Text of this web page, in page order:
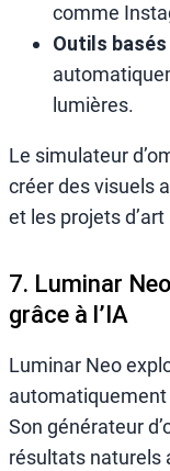
comme
Outils basés
lumières.
Le simulateur
créer des visuels
et les projets
7. Luminar
grâce à l’IA
Luminar Neo
Son générateur
résultats naturels